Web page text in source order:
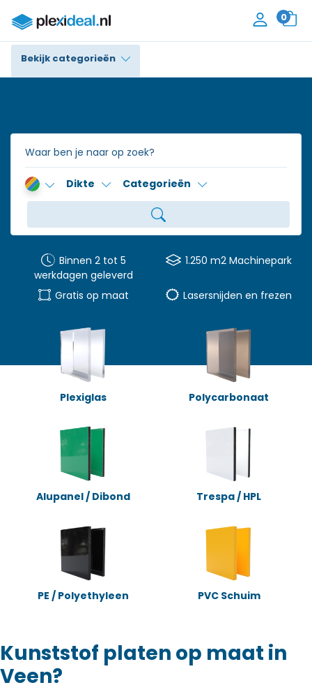
0
Bekijk categorieën
Trespa® / HPL
Alupanel / Dibond®
Accessoires
Dikte Categorieën
Binnen 2 tot 5
werkdagen geleverd
1.250 m2 Machinepark
Gratis op maat Lasersnijden en frezen
Plexiglas Polycarbonaat
Alupanel / Dibond Trespa / HPL
PE / Polyethyleen PVC Schuim
Kunststof platen op maat in
Veen?